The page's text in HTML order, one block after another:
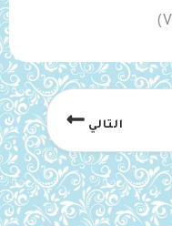
التالي